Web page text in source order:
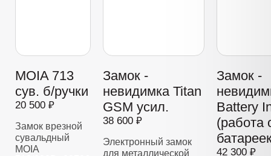
MOIA 713
сув. б/ручки
20 500 ₽
Замок врезной
сувальдный
MOIA
Замок -
невидимка Titan
GSM усил.
38 600 ₽
Электронный замок
для металлической
Замок -
Battery
(работа
42 300 ₽